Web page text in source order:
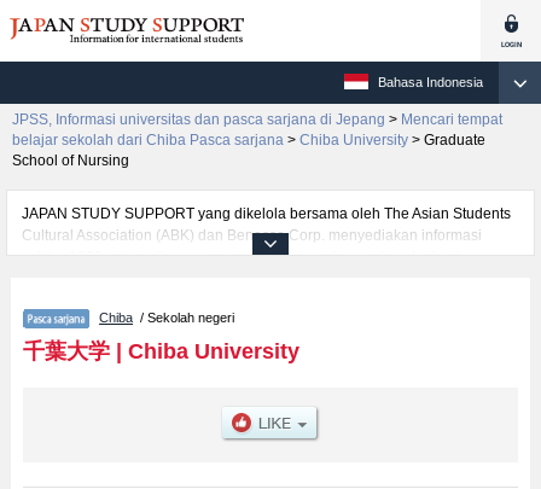
Bahasa Indonesia
JPSS, Informasi universitas dan pasca sarjana di Jepang > Mencari tempat
belajar sekolah dari Chiba Pasca sarjana > Chiba University > Graduate
School of Nursing
JAPAN STUDY SUPPORT yang dikelola bersama oleh The Asian Students
Cultural Association (ABK) dan Benesse Corp. menyediakan informasi
sekitar 1300 universitas, pascasarjana, universitas yunior, akademi
per jurusan riset seperti %% research %%, serta berbagai informasi yang
berguna bagi mahasiswa(i) mancanegara seperti kuota untuk jumlah
pendaftar dan jumlah kelulusan ujian masuk mahasiswa(i) mancanegara,
lainnya. Silakan memanfaatkannya.
Chiba / Sekolah negeri
千葉大学| Chiba University